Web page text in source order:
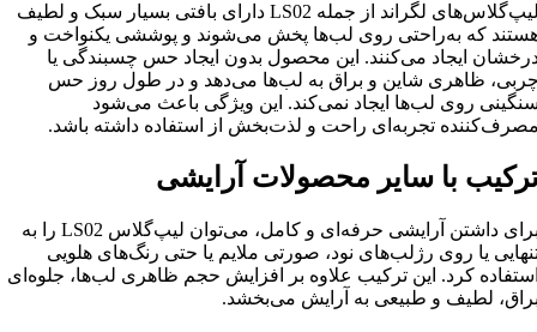
لیپ‌گلاس‌های لگراند از جمله LS02 دارای بافتی بسیار سبک و لطیف
که به‌راحتی روی لب‌ها پخش می‌شوند و پوششی یکنواخت و
ایجاد می‌کنند. این محصول بدون ایجاد حس چسبندگی یا
ظاهری شاین و براق به لب‌ها می‌دهد و در طول روز حس
روی لب‌ها ایجاد نمی‌کند. این ویژگی باعث می‌شود
تجربه‌ای راحت و لذت‌بخش از استفاده داشته باشد.
با سایر محصولات آرایشی
برای داشتن آرایشی حرفه‌ای و کامل، می‌توان لیپ‌گلاس LS02 را به
یا روی رژلب‌های نود، صورتی ملایم یا حتی رنگ‌های هلویی
کرد. این ترکیب علاوه بر افزایش حجم ظاهری لب‌ها، جلوه‌ای
لطیف و طبیعی به آرایش می‌بخشد.